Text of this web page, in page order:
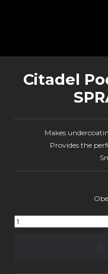
Citadel
Makes
Provides the